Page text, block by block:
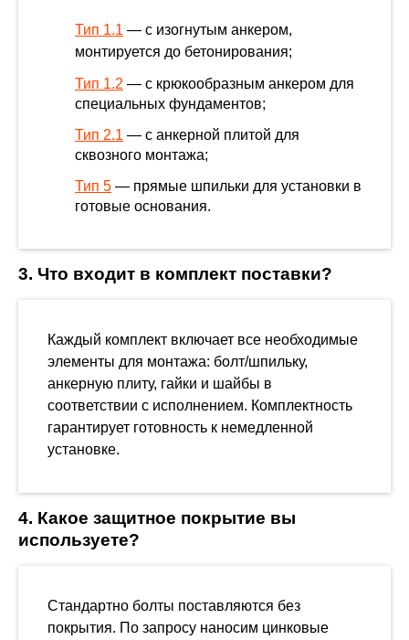
Тип 1.1 — с изогнутым анкером,
монтируется до бетонирования;
Тип 1.2 — с крюкообразным анкером для
специальных фундаментов;
Тип 2.1 — с анкерной плитой для
сквозного монтажа;
Тип 5 — прямые шпильки для установки в
готовые основания.
3. Что входит в комплект поставки?
Каждый комплект включает все необходимые
элементы для монтажа: болт/шпильку,
анкерную плиту, гайки и шайбы в
соответствии с исполнением. Комплектность
гарантирует готовность к немедленной
установке.
4. Какое защитное покрытие вы
используете?
Стандартно болты поставляются без
покрытия. По запросу наносим цинковые